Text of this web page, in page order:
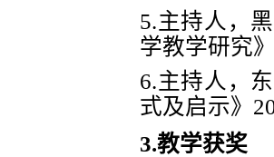
5.主持人，
学教学研究
6.主持人，
式及启示》
3.教学获奖